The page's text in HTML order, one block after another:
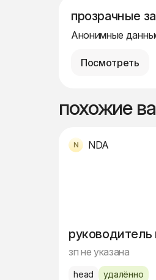
прозрачные
Анонимные
Посмотреть
похожие
NDA
руководитель
зп не указана
head удалённо